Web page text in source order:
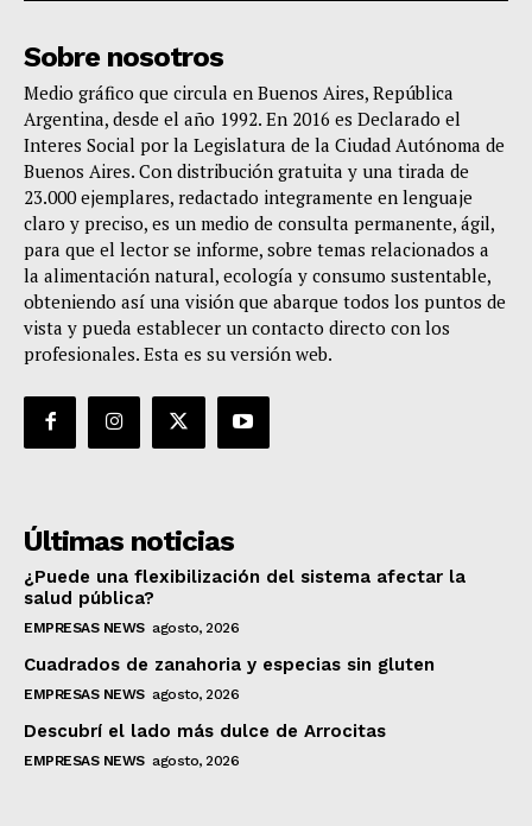
Sobre nosotros
Medio gráfico que circula en Buenos Aires, República
Argentina, desde el año 1992. En 2016 es Declarado el
Interes Social por la Legislatura de la Ciudad Autónoma de
Buenos Aires. Con distribución gratuita y una tirada de
23.000 ejemplares, redactado integramente en lenguaje
claro y preciso, es un medio de consulta permanente, ágil,
para que el lector se informe, sobre temas relacionados a
la alimentación natural, ecología y consumo sustentable,
obteniendo así una visión que abarque todos los puntos de
vista y pueda establecer un contacto directo con los
profesionales. Esta es su versión web.
Últimas noticias
¿Puede una flexibilización del sistema afectar la
salud pública?
EMPRESAS NEWS agosto, 2026
Cuadrados de zanahoria y especias sin gluten
EMPRESAS NEWS agosto, 2026
Descubrí el lado más dulce de Arrocitas
EMPRESAS NEWS agosto, 2026